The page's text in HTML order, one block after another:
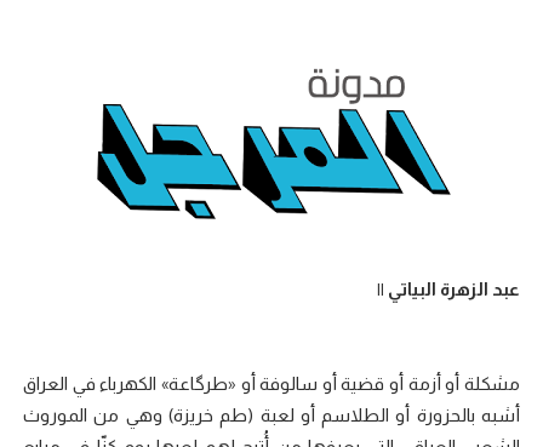
عبد الزهرة البياتي ||
مشكلة أو أزمة أو قضية أو سالوفة أو «طرگاعة» الكهرباء في العراق
أشبه بالحزورة أو الطلاسم أو لعبة (طم خريزة) وهي من الموروث